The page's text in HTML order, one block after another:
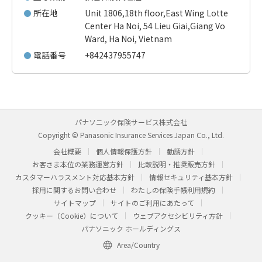
所在地
Unit 1806,18th floor,East Wing Lotte
Center Ha Noi, 54 Lieu Giai,Giang Vo
Ward, Ha Noi, Vietnam
電話番号
+842437955747
パナソニック保険サービス株式会社
Copyright © Panasonic Insurance Services Japan Co., Ltd.
会社概要
個人情報保護方針
勧誘方針
お客さま本位の業務運営方針
比較説明・推奨販売方針
カスタマーハラスメント対応基本方針
情報セキュリティ基本方針
採用に関するお問い合わせ
わたしの保険手帳利用規約
サイトマップ
サイトのご利用にあたって
クッキー（Cookie）について
ウェブアクセシビリティ方針
パナソニック ホールディングス
Area/Country